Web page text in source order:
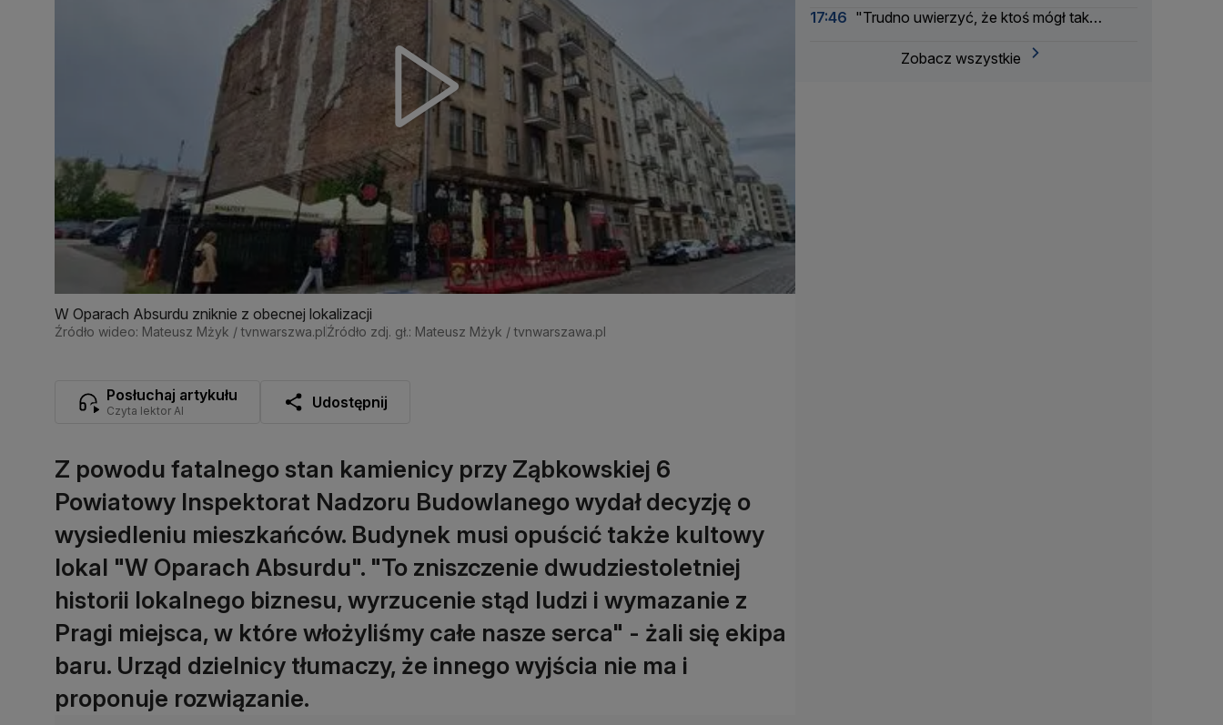
W Oparach Absurdu zniknie z obecnej lokalizacji
Źródło wideo: Mateusz Mżyk / tvnwarszwa.plŹródło zdj. gł.: Mateusz Mżyk / tvnwarszawa.pl
Posłuchaj artykułu
Czyta lektor AI Udostępnij
Z powodu fatalnego stan kamienicy przy Ząbkowskiej 6
Powiatowy Inspektorat Nadzoru Budowlanego wydał decyzję o
wysiedleniu mieszkańców. Budynek musi opuścić także kultowy
lokal "W Oparach Absurdu". "To zniszczenie dwudziestoletniej
historii lokalnego biznesu, wyrzucenie stąd ludzi i wymazanie z
Pragi miejsca, w które włożyliśmy całe nasze serca" - żali się ekipa
baru. Urząd dzielnicy tłumaczy, że innego wyjścia nie ma i
proponuje rozwiązanie.
17:46 "Trudno uwierzyć, że ktoś mógł tak
Zobacz wszystkie